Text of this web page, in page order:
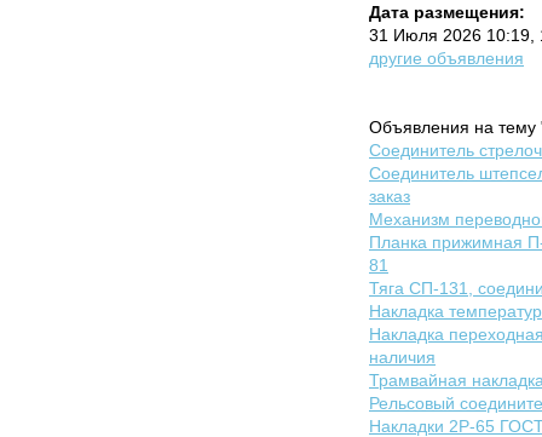
Дата размещения:
31 Июля 2026 10:19,
другие объявления
Объявления на тему
Соединитель
Соединитель
заказ
Механизм
Планка прижимная
81
Тяга СП-131,
Накладка
Накладка
наличия
Трамвайная
Рельсовый
Накладки 2Р-65